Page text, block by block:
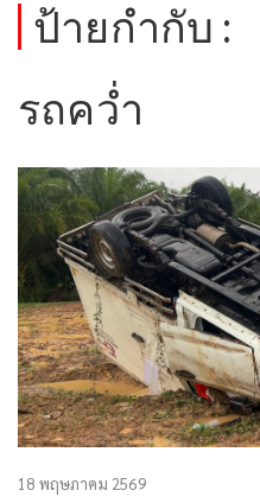
ป้ายกำกับ :
รถคว่ำ
18 พฤษภาคม 2569